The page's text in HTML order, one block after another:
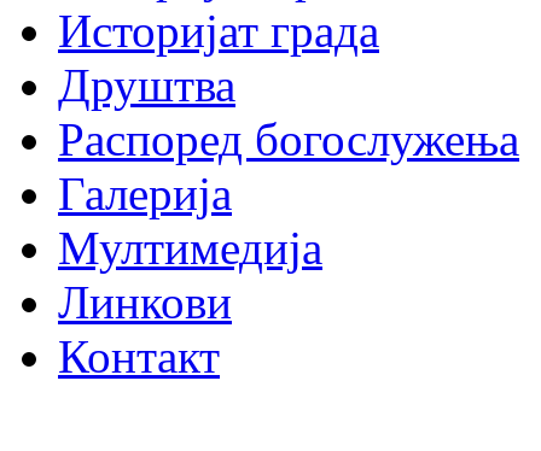
Историјат града
Друштва
Распоред богослужења
Галерија
Мултимедија
Линкови
Контакт